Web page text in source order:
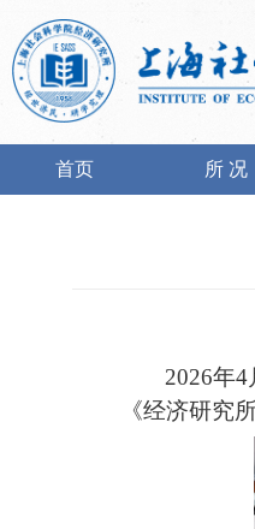
首页 所 况
2026年
《经济研究